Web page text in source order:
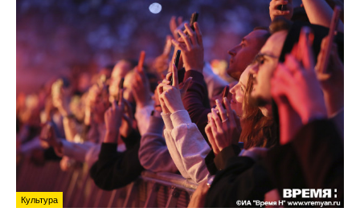
Культура